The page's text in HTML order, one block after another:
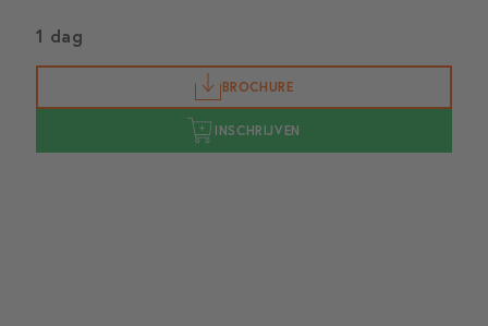
1 dag
BROCHURE
INSCHRIJVEN